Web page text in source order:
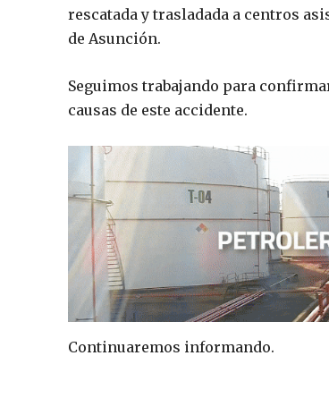
rescatada y trasladada a centros
de Asunción.
Seguimos trabajando para
causas de este accidente.
Continuaremos informando.